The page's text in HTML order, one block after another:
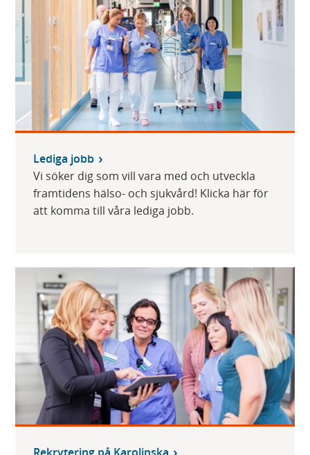
Lediga jobb
Vi söker dig som vill vara med och utveckla
framtidens hälso- och sjukvård! Klicka här för
att komma till våra lediga jobb.